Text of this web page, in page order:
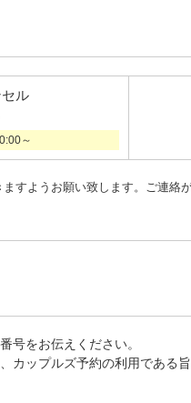
ル
～
すようお願い致します。ご連絡
号をお伝えください。
カップルズ予約の利用である